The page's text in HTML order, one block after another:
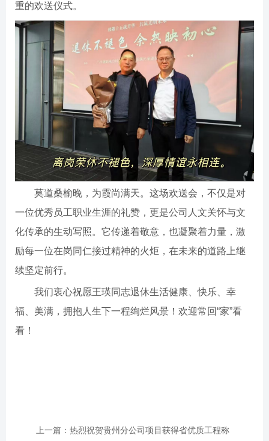
重的欢送仪式。
莫道桑榆晚，为霞尚满天。这场欢送会，不仅是对
一位优秀员工职业生涯的礼赞，更是公司人文关怀与文
化传承的生动写照。它传递着敬意，也凝聚着力量，激
励每一位在岗同仁接过精神的火炬，在未来的道路上继
续坚定前行。
我们衷心祝愿王瑛同志退休生活健康、快乐、幸
福、美满，拥抱人生下一程绚烂风景！欢迎常回“家”看
看！
上一篇：热烈祝贺贵州分公司项目获得省优质工程称